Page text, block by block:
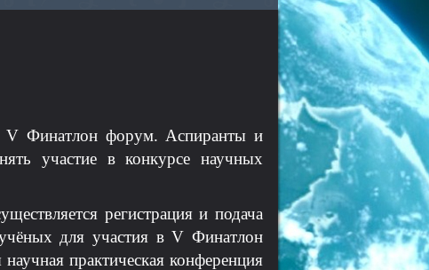
V Финатлон форум. Аспиранты и
участие в конкурсе научных
регистрация и подача
для участия в V Финатлон
практическая конференция